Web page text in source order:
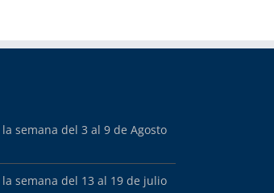
semana del 3 al 9 de Agosto
semana del 13 al 19 de julio